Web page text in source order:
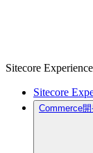
Sitecore
Sitecore
Commerce